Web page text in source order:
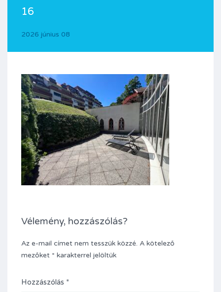
16
2026 június 08
Vélemény, hozzászólás?
Az e-mail címet nem tesszük közzé. A kötelező
mezőket * karakterrel jelöltük
Hozzászólás *